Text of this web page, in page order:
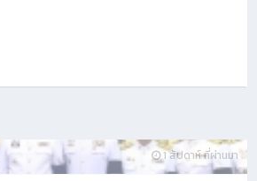
1 สัปดาห์ ที่ผ่านมา